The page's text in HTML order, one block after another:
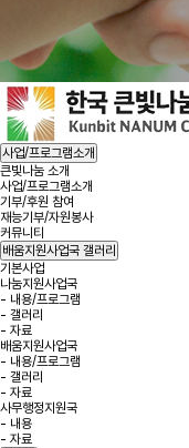
헤더설정
사업/프로그램소개
큰빛나눔 소개
사업/프로그램소개
기부/후원 참여
재능기부/자원봉사
커뮤니티
배움지원사업국 갤러리
기본사업
나눔지원사업국
- 내용/프로그램
- 갤러리
- 자료
배움지원사업국
- 내용/프로그램
- 갤러리
- 자료
사무행정지원국
- 내용
- 자료